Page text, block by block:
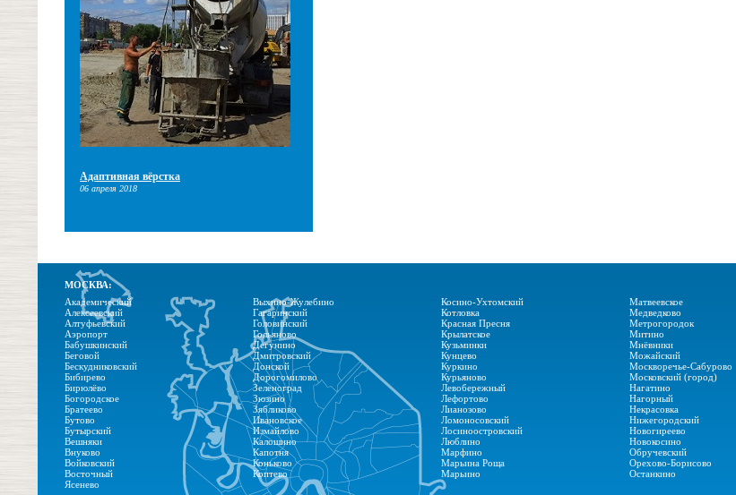
Адаптивная вёрстка
06 апреля 2018
МОСКВА:
Академический
Алексеевский
Алтуфьевский
Аэропорт
Бабушкинский
Беговой
Бескудниковский
Бибирево
Бирюлёво
Богородское
Братеево
Бутово
Бутырский
Вешняки
Внуково
Войковский
Восточный
Выхино-Жулебино
Гагаринский
Головинский
Гольяново
Дегунино
Дмитровский
Донской
Дорогомилово
Зеленоград
Зюзино
Зябликово
Ивановское
Измайлово
Калошино
Капотня
Коньково
Коптево
Косино-Ухтомский
Котловка
Красная Пресня
Крылатское
Кузьминки
Кунцево
Куркино
Курьяново
Левобережный
Лефортово
Лианозово
Ломоносовский
Лосиноостровский
Люблино
Марфино
Марьина Роща
Марьино
Матвеевское
Медведково
Метрогородок
Митино
Мнёвники
Можайский
Москворечье-Сабурово
Московский (город)
Нагатино
Нагорный
Некрасовка
Нижегородский
Новогиреево
Новокосино
Обручевский
Орехово-Борисово
Останкино
Ясенево